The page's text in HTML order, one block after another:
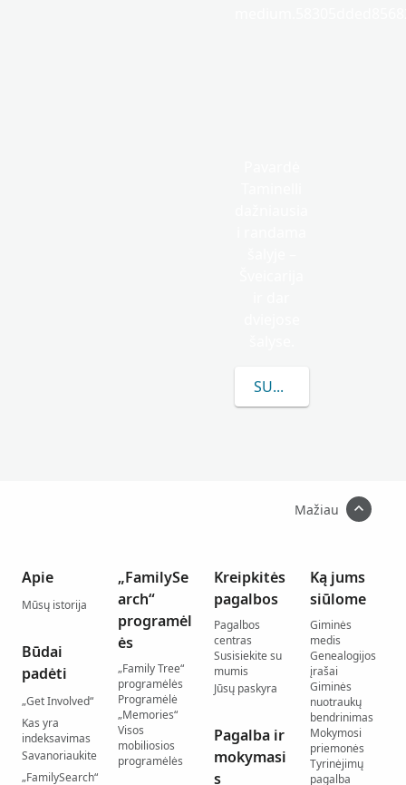
SUŽINOKITE
Mažiau
Apie
Mūsų istorija
Būdai
padėti
„Get Involved“
Kas yra
indeksavimas
Savanoriaukite
„FamilySearch“
„FamilySe
arch“
programėl
ės
„Family Tree“
programėlės
Programėlė
„Memories“
Visos
mobiliosios
programėlės
Kreipkitės
pagalbos
Pagalbos
centras
Susisiekite su
mumis
Jūsų paskyra
Pagalba ir
mokymasi
s
Ką jums
siūlome
Giminės
medis
Genealogijos
įrašai
Giminės
nuotraukų
bendrinimas
Mokymosi
priemonės
Tyrinėjimų
pagalba